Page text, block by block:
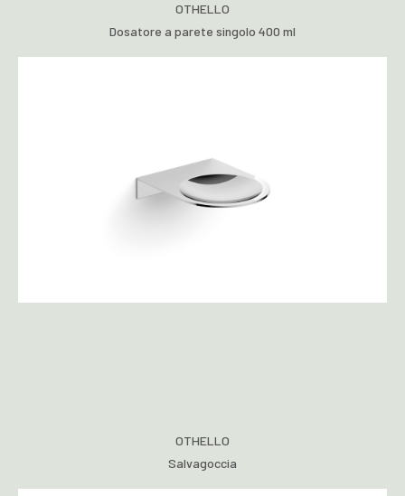
OTHELLO
Dosatore a parete singolo 400 ml
OTHELLO
Salvagoccia